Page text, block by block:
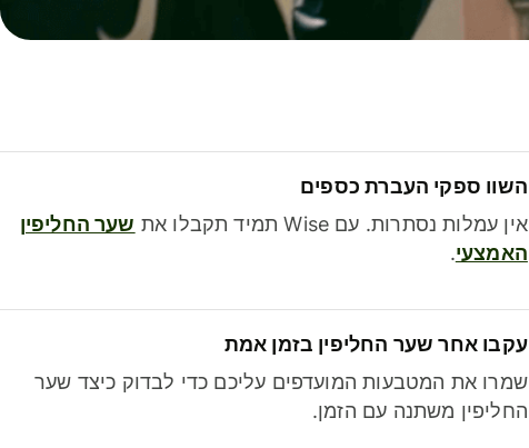
השוו ספקי העברת כספים
אין עמלות נסתרות. עם Wise תמיד תקבלו את
שער החליפין
האמצעי.
עקבו אחר שער החליפין בזמן אמת
שמרו את המטבעות המועדפים עליכם כדי לבדוק כיצד שער
החליפין משתנה עם הזמן.